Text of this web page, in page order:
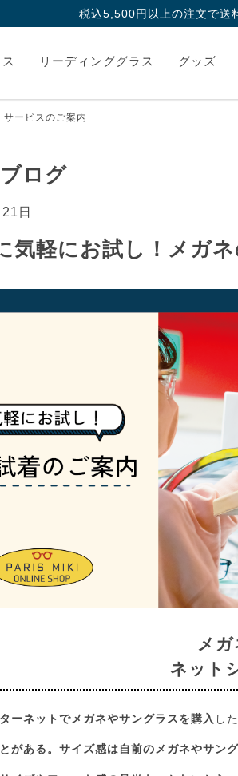
税込5,500円以上の注文で送
リーディンググラス グッズ
ービスのご案内
ログ
日
気軽にお試し！メガ
メ
ネット
ーネットでメガネやサングラスを購入 し
がある。サイズ感は自前のメガネやサン